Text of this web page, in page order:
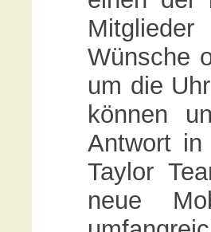
Wünsche
um die
können
Antwort in
Taylor
neue